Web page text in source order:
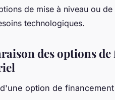
de mise à niveau ou
technologiques.
des options
option de